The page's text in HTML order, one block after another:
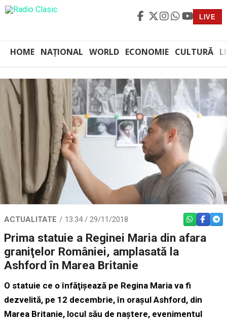
LIVE
HOME NAȚIONAL WORLD ECONOMIE CULTURĂ
ACTUALITATE 13:34 / 29/11/2018 WHATSAPP
Prima statuie a Reginei Maria din afara
graniţelor României, amplasată la
Ashford în Marea Britanie
O statuie ce o înfăţişează pe Regina Maria va fi
dezvelită, pe 12 decembrie, în oraşul Ashford, din
Marea Britanie, locul său de naştere, evenimentul